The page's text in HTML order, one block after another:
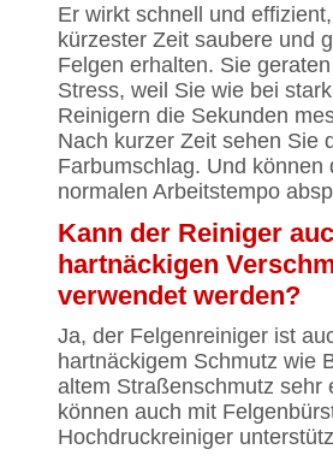
Er wirkt schnell und
kürzester Zeit saubere und
Felgen erhalten. Sie
Stress, weil Sie wie bei
Reinigern die Sekunden
Nach kurzer Zeit sehen Sie
Farbumschlag. Und können
normalen Arbeitstempo
Kann der Reiniger
hartnäckigen
verwendet werden?
Ja, der Felgenreiniger ist
hartnäckigem Schmutz wie
altem Straßenschmutz sehr
können auch mit
Hochdruckreiniger